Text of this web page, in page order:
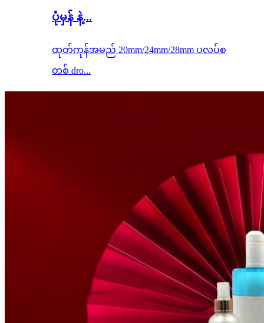
ပုံမှန် နဲ့...
ထုတ်ကုန်အမည် 20mm/24mm/28mm ပလပ်စ
တစ် dro...